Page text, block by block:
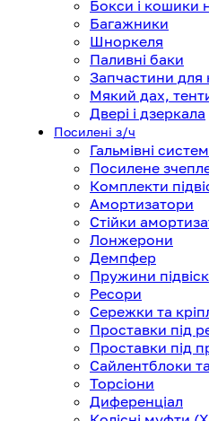
Бокси і кошики
Багажники
Шноркеля
Паливні баки
Запчастини для
Мякий дах,
Двері і дзеркала
Посилені з/ч
Гальмівні
Посилене
Комплекти
Амортизатори
Стійки
Лонжерони
Демпфер
Пружини
Ресори
Сережки та
Проставки під
Проставки під
Сайлентблоки
Торсіони
Диференціал